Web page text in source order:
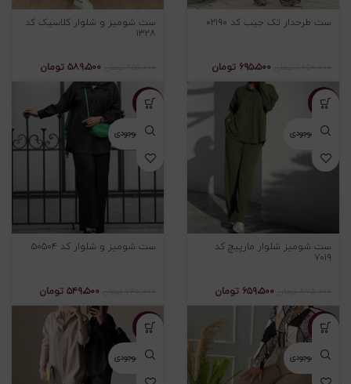
ست طرحدار تک جیب کد ۰۲۱۹۰
۶۹۵،۵۰۰ تومان
ست شومیز و شلوار کلاسیک کد
۱۳۲۸
۵۸۹،۵۰۰ تومان
-۲۵%
اتمام موجودی
ست شوميز شلوار مارپيچ کد
۷۰۱۹
۶۵۹،۵۰۰ تومان
-۲۶%
اتمام موجودی
ست شومیز و شلوار کد ۵۰۵۰۴
۵۴۹،۵۰۰ تومان
-۳۲%
اتمام موجودی
-۲۴%
اتمام موجودی